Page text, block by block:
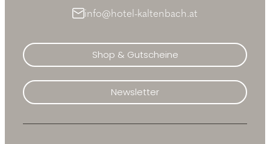
info@hotel-kaltenbach.at
Shop & Gutscheine
Newsletter